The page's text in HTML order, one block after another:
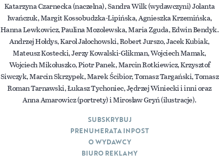
Katarzyna Czarnecka (naczelna), Sandra Wilk (wydawczyni) Jolanta
Iwańczuk, Margit Kossobudzka-Lipińska, Agnieszka Krzemińska,
Hanna Lewkowicz, Paulina Mozolewska, Maria Zguda, Edwin Bendyk.
Andrzej Hołdys, Karol Jałochowski, Robert Jurszo, Jacek Kubiak,
Mateusz Kostecki, Jerzy Kowalski-Glikman, Wojciech Mamak,
Wojciech Mikołuszko, Piotr Panek, Marcin Rotkiewicz, Krzysztof
Siwczyk, Marcin Skrzypek, Marek Ścibior, Tomasz Targański, Tomasz
Roman Tarnawski, Łukasz Tychoniec, Jędrzej Winiecki i inni oraz
Anna Amarowicz (portrety) i Mirosław Gryń (ilustracje).
SUBSKRYBUJ
PRENUMERATA INPOST
O WYDAWCY
BIURO REKLAMY